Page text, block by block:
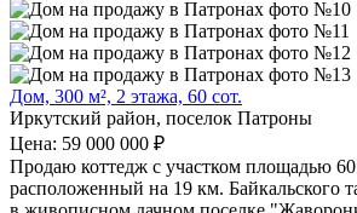
Дом, 300 м², 2 этажа, 60 сот.
Иркутский район, поселок Патроны
Цена: 59 000 000 ₽
Продаю коттедж с участком площадью 60
расположенный на 19 км. Байкальского